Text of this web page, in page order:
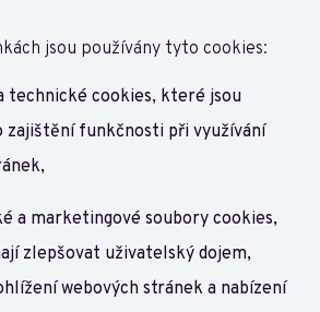
jsou používány tyto cookies:
technické cookies, které jsou
zajištění funkčnosti při využívání
a marketingové soubory cookies,
zlepšovat uživatelský dojem,
webových stránek a nabízení